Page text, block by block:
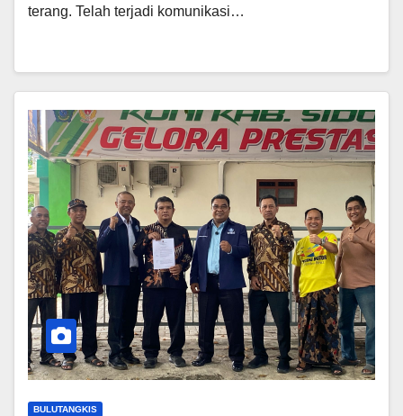
terang. Telah terjadi komunikasi…
BULUTANGKIS